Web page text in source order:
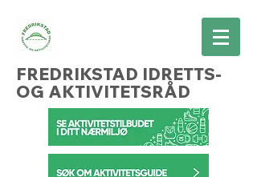
FREDRIKSTAD IDRETTS-
OG AKTIVITETSRÅD